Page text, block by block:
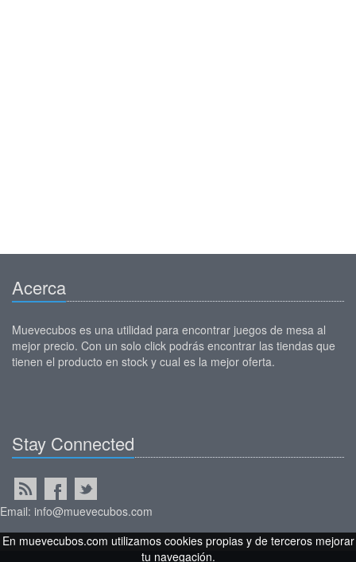
Acerca
Muevecubos es una utilidad para encontrar juegos de mesa al
mejor precio. Con un solo click podrás encontrar las tiendas que
tienen el producto en stock y cual es la mejor oferta.
Stay Connected
Email: info@muevecubos.com
En muevecubos.com utilizamos cookies propias y de terceros mejorar
tu navegación.